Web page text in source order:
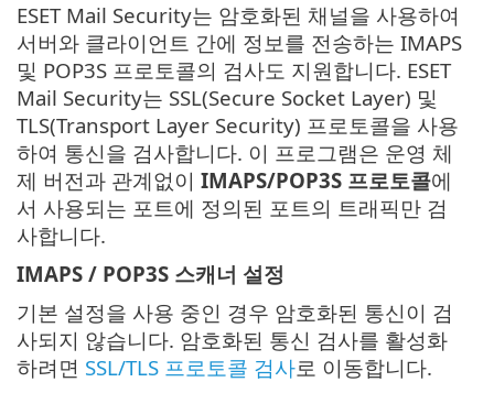
ESET Mail Security는 암호화된 채널을 사용하여
서버와 클라이언트 간에 정보를 전송하는 IMAPS
및 POP3S 프로토콜의 검사도 지원합니다. ESET
Mail Security는 SSL(Secure Socket Layer) 및
TLS(Transport Layer Security) 프로토콜을 사용
하여 통신을 검사합니다. 이 프로그램은 운영 체
제 버전과 관계없이 IMAPS/POP3S 프로토콜에
서 사용되는 포트에 정의된 포트의 트래픽만 검
사합니다.
IMAPS / POP3S 스캐너 설정
기본 설정을 사용 중인 경우 암호화된 통신이 검
사되지 않습니다. 암호화된 통신 검사를 활성화
하려면 SSL/TLS 프로토콜 검사로 이동합니다.